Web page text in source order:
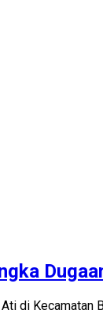
di